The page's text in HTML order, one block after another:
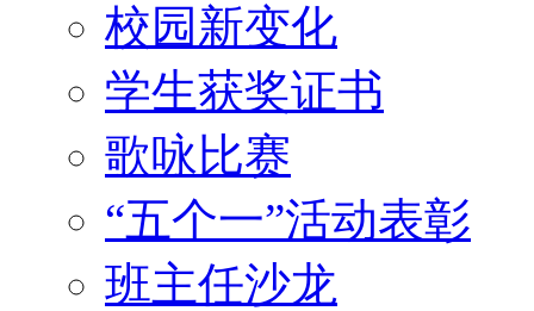
校园新变化
学生获奖证书
歌咏比赛
“五个一”活动表彰
班主任沙龙